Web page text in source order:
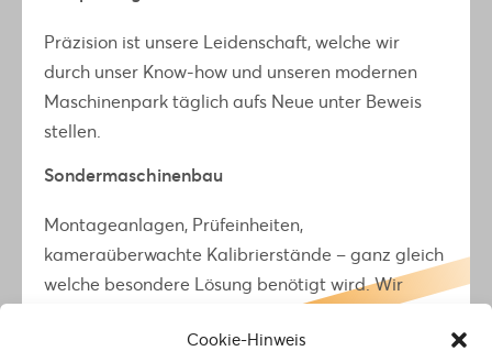
Cookie-Hinweis
Präzision ist unsere Leidenschaft, welche wir
durch unser Know-how und unseren modernen
Maschinenpark täglich aufs Neue unter Beweis
stellen.
Sondermaschinenbau
Montageanlagen, Prüfeinheiten,
kameraüberwachte Kalibrierstände – ganz gleich
welche besondere Lösung benötigt wird. Wir
Unsere Welt
Newsletter
Unternehmenswert
© 2026 Lighthouse. All rights reserved.